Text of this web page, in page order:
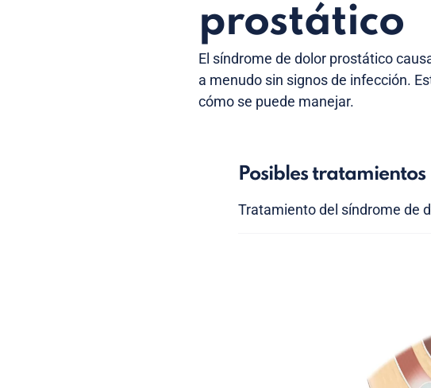
prostático
El síndrome de dolor prostático
a menudo sin signos de infección.
cómo se puede manejar.
Posibles tratamientos
Tratamiento del síndrome de